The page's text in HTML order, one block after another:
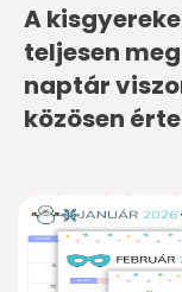
A
teljesen
naptár
közösen